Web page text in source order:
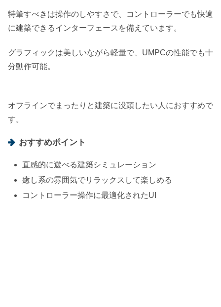
特筆すべきは操作のしやすさで、コントローラーでも快適
に建築できるインターフェースを備えています。
グラフィックは美しいながら軽量で、UMPCの性能でも十
分動作可能。
オフラインでまったりと建築に没頭したい人におすすめで
す。
おすすめポイント
直感的に遊べる建築シミュレーション
癒し系の雰囲気でリラックスして楽しめる
コントローラー操作に最適化されたUI